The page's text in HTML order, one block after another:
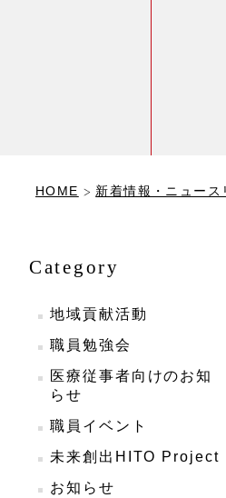
HOME 新着情報・ニュース
Category
地域貢献活動
職員勉強会
医療従事者向けのお知
らせ
職員イベント
未来創出HITO Project
お知らせ